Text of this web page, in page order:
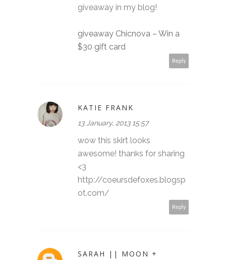
giveaway in my blog!
giveaway Chicnova – Win a
$30 gift card
Reply
KATIE FRANK
13 January, 2013 15:57
wow this skirt looks
awesome! thanks for sharing
<3
http://coeursdefoxes.blogsp
ot.com/
Reply
SARAH || MOON +